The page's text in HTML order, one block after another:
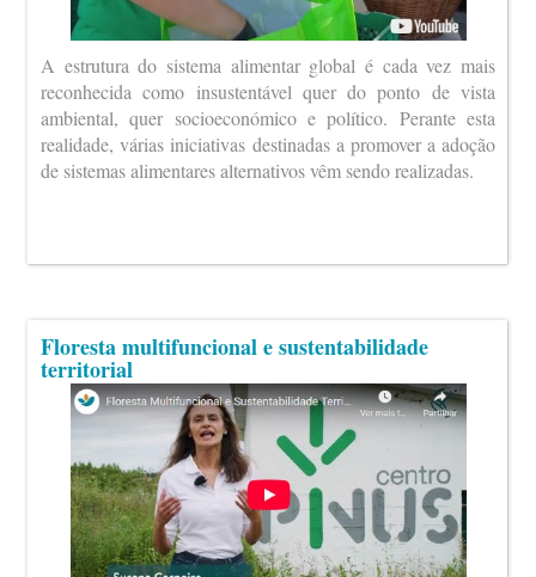
A estrutura do sistema alimentar global é cada vez mais
reconhecida como insustentável quer do ponto de vista
ambiental, quer socioeconómico e político. Perante esta
realidade, várias iniciativas destinadas a promover a adoção
de sistemas alimentares alternativos vêm sendo realizadas.
Floresta multifuncional e sustentabilidade
territorial